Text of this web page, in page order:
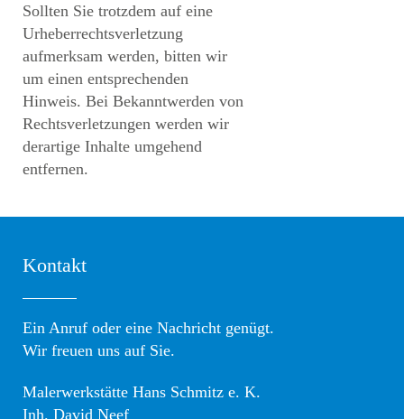
Sollten Sie trotzdem auf eine
Urheberrechtsverletzung
aufmerksam werden, bitten wir
um einen entsprechenden
Hinweis. Bei Bekanntwerden von
Rechtsverletzungen werden wir
derartige Inhalte umgehend
entfernen.
Kontakt
Ein Anruf oder eine Nachricht genügt.
Wir freuen uns auf Sie.
Malerwerkstätte Hans Schmitz e. K.
Inh. David Neef